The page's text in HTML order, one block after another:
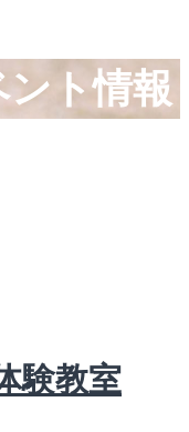
ント情報
験教室